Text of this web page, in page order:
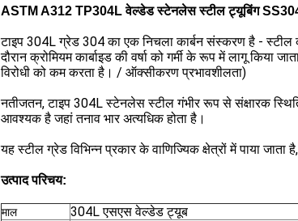
ASTM A312 TP304L वेल्डेड स्टेनलेस स्टील ट्यूबिंग
टाइप 304L ग्रेड 304 का एक निचला कार्बन संस्करण है - स्टील
दौरान क्रोमियम कार्बाइड की वर्षा को गर्मी के रूप में लागू
विरोधी को कम करता है। / ऑक्सीकरण प्रभावशीलता)
नतीजतन, टाइप 304L स्टेनलेस स्टील गंभीर रूप से संक्षारक
आवश्यक है जहां तनाव भार अत्यधिक होता है।
यह स्टील ग्रेड विभिन्न प्रकार के वाणिज्यिक क्षेत्रों में पाया जाता
उत्पाद परिचय:
माल 304L एसएस वेल्डेड ट्यूब